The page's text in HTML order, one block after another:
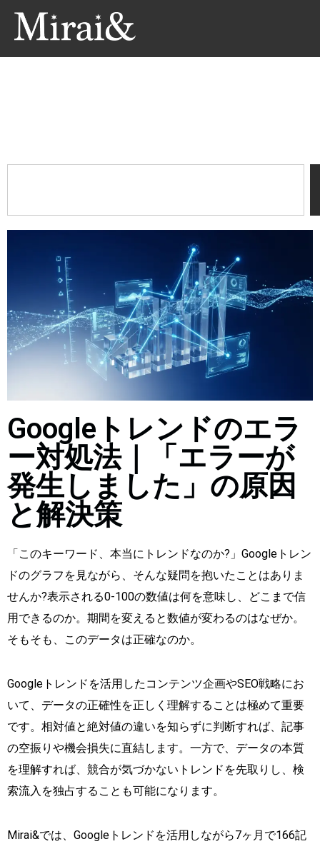
Googleトレンドのエラ
ー対処法｜「エラーが
発生しました」の原因
と解決策
「このキーワード、本当にトレンドなのか?」Googleトレン
ドのグラフを見ながら、そんな疑問を抱いたことはありま
せんか?表示される0-100の数値は何を意味し、どこまで信
用できるのか。期間を変えると数値が変わるのはなぜか。
そもそも、このデータは正確なのか。
Googleトレンドを活用したコンテンツ企画やSEO戦略にお
いて、データの正確性を正しく理解することは極めて重要
です。相対値と絶対値の違いを知らずに判断すれば、記事
の空振りや機会損失に直結します。一方で、データの本質
を理解すれば、競合が気づかないトレンドを先取りし、検
索流入を独占することも可能になります。
Mirai&では、Googleトレンドを活用しながら7ヶ月で166記